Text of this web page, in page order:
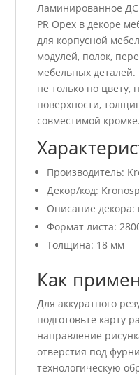
Ламинированное
PR Орех в декоре
для корпусной
модулей, полок,
мебельных
не только по цвету,
поверхности,
совместимой кромке.
Производитель:
Декор/код:
Описание
Формат листа:
Толщина: 18 мм
Как
Для аккуратного
подготовьте карту
направление
отверстия под
технологическую